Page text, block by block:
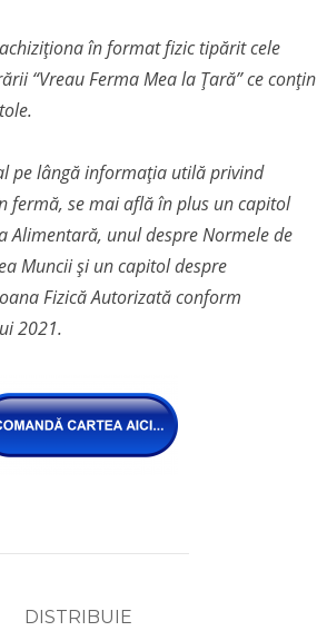
în format fizic tipărit cele
“Vreau Ferma Mea la Țară” ce conțin
pe lângă informația utilă privind
fermă, se mai află în plus un capitol
Alimentară, unul despre Normele de
Muncii și un capitol despre
Fizică Autorizată conform
2021.
DISTRIBUIE